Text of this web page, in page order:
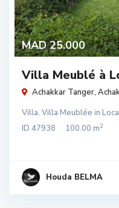
MAD 25.000
Villa Meublé à
Achakkar Tanger,
Villa, Villa Meublée in
ID 47938 100.00 m2
Houda BELMA